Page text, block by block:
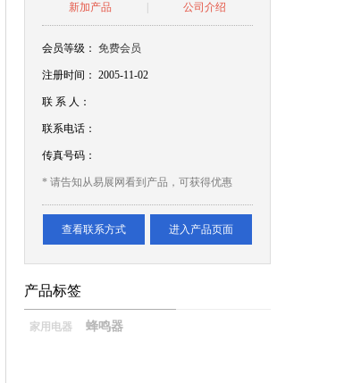
新加产品 公司介绍
会员等级：免费会员
注册时间： 2005-11-02
联 系 人：
联系电话：
传真号码：
* 请告知从易展网看到产品，可获得优惠
查看联系方式 进入产品页面
产品标签
家用电器 蜂鸣器